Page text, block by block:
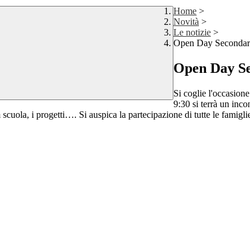
Home >
Novità >
Le notizie >
Open Day
Open Day
Si coglie
9:30 si terrà un
i progetti…. Si auspica la partecipazione di tutte le